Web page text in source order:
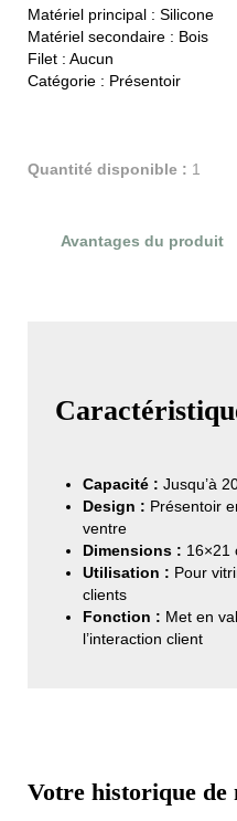
Matériel principal : Silicone
Matériel secondaire : Bois
Filet : Aucun
Catégorie : Présentoir
Quantité disponible : 1
Avantages du produit
Capacité : Jusqu’à
Design : Présentoir
ventre
Dimensions : 16×21
Utilisation : Pour
clients
Fonction : Met en
l’interaction client
Votre historique de